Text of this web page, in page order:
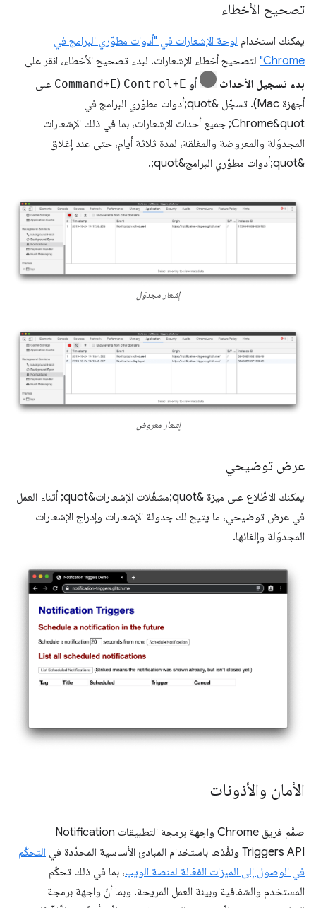
تصحيح الأخطاء
يمكنك استخدام لوحة الإشعارات في "أدوات مطوّري البرامج في
Chrome" لتصحيح أخطاء الإشعارات. لبدء تصحيح الأخطاء، انقر على
بدء تسجيل الأحداث
أو Control+E
(
Command+E
على
أجهزة Mac). تسجّل &quot;أدوات مطوّري البرامج في
Chrome&quot; جميع أحداث الإشعارات، بما في ذلك الإشعارات
المجدوَلة والمعروضة والمغلقة، لمدة ثلاثة أيام، حتى عند إغلاق
&quot;أدوات مطوّري البرامج&quot;.
إشعار مجدوَل
إشعار معروض
عرض توضيحي
يمكنك الاطّلاع على ميزة &quot;مشغّلات الإشعارات&quot; أثناء العمل
في عرض توضيحي، ما يتيح لك جدولة الإشعارات وإدراج الإشعارات
المجدوَلة وإلغائها.
الأمان والأذونات
صمَّم فريق Chrome واجهة برمجة التطبيقات Notification
Triggers API ونفَّذها باستخدام المبادئ الأساسية المحدّدة في
التحكّم
في الوصول إلى الميزات الفعّالة لمنصة الويب، بما في ذلك تحكّم
المستخدم والشفافية وبيئة العمل المريحة. وبما أنّ واجهة برمجة